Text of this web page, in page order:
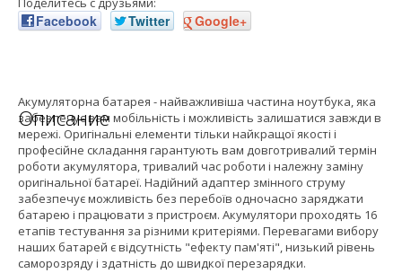
Facebook Twitter Google+
Описание
Акумуляторна батарея - найважливіша частина ноутбука, яка
забезпечує вам мобільність і можливість залишатися завжди в
мережі. Оригінальні елементи тільки найкращої якості і
професійне складання гарантують вам довготривалий термін
роботи акумулятора, тривалий час роботи і належну заміну
оригінальної батареї. Надійний адаптер змінного струму
забезпечує можливість без перебоїв одночасно заряджати
батарею і працювати з пристроєм. Акумулятори проходять 16
етапів тестування за різними критеріями. Перевагами вибору
наших батарей є відсутність "ефекту пам'яті", низький рівень
саморозряду і здатність до швидкої перезарядки.